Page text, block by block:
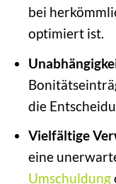
bei
optimiert ist.
die
Vielfältige
eine
Umschuldung